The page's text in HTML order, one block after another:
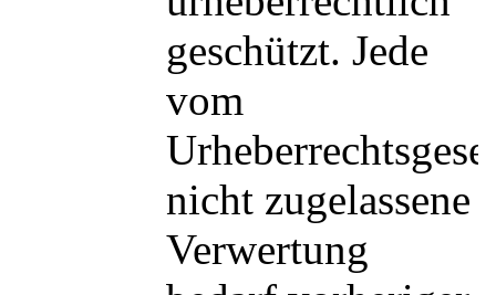
geschützt. Jede
vom
nicht zugelassene
Verwertung